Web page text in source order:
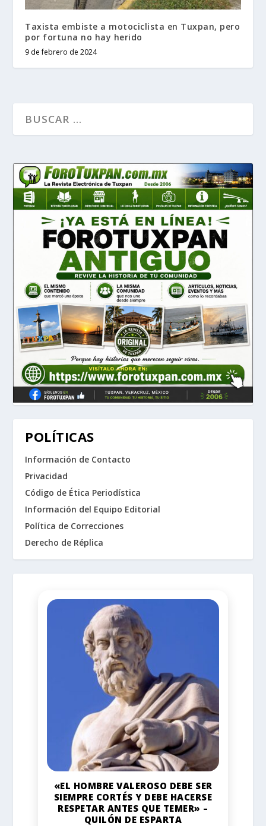
Taxista embiste a motociclista en Tuxpan, pero
por fortuna no hay herido
9 de febrero de 2024
POLÍTICAS
Información de Contacto
Privacidad
Código de Ética Periodística
Información del Equipo Editorial
Política de Correcciones
Derecho de Réplica
«EL HOMBRE VALEROSO DEBE SER
SIEMPRE CORTÉS Y DEBE HACERSE
RESPETAR ANTES QUE TEMER» –
QUILÓN DE ESPARTA